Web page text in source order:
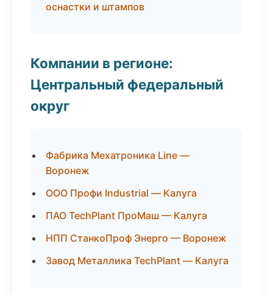
оснастки и штампов
Компании в регионе:
Центральный федеральный
округ
Фабрика Мехатроника Line —
Воронеж
ООО Профи Industrial — Калуга
ПАО TechPlant ПроМаш — Калуга
НПП СтанкоПроф Энерго — Воронеж
Завод Металлика TechPlant — Калуга